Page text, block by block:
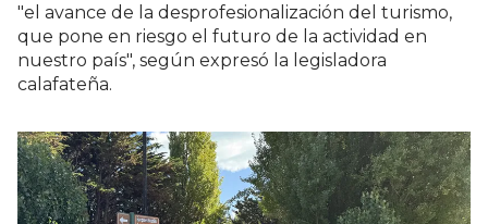
"el avance de la desprofesionalización del turismo,
que pone en riesgo el futuro de la actividad en
nuestro país", según expresó la legisladora
calafateña.